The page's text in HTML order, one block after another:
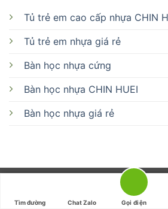
Tủ trẻ em cao cấp nhựa CHIN
Tủ trẻ em nhựa giá rẻ
Bàn học nhựa cứng
Bàn học nhựa CHIN HUEI
Bàn học nhựa giá rẻ
Chính sách
Quyền riêng tư
Tìm đường Chat Zalo Gọi điện